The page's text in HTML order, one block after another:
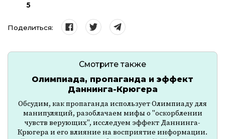
5
Поделиться:
Смотрите также
Олимпиада, пропаганда и эффект
Даннинга-Крюгера
Обсудим, как пропаганда использует Олимпиаду для
манипуляций, разоблачаем мифы о "оскорблении
чувств верующих", исследуем эффект Даннинга-
Крюгера и его влияние на восприятие информации.